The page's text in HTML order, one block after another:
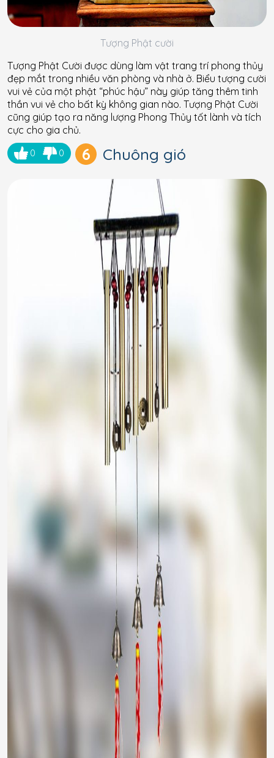
Tượng Phật cười
Tượng Phật Cười được dùng làm vật trang trí phong thủy
đẹp mắt trong nhiều văn phòng và nhà ở. Biểu tượng cười
vui vẻ của một phật “phúc hậu” này giúp tăng thêm tinh
thần vui vẻ cho bất kỳ không gian nào. Tượng Phật Cười
cũng giúp tạo ra năng lượng Phong Thủy tốt lành và tích
cực cho gia chủ.
0 0 6 Chuông gió